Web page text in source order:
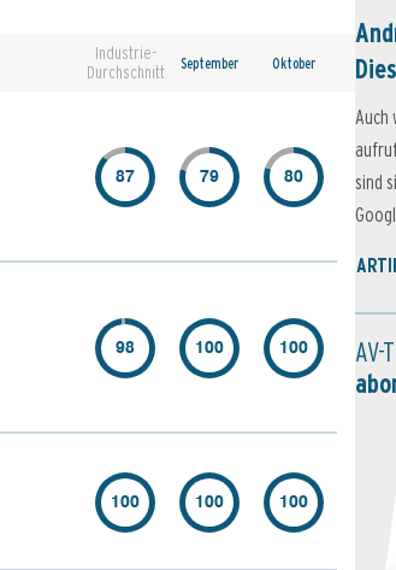
Industrie-
Durchschnitt
September Oktober
87 79 80
98 100 100
100 100 100
Auch
sind
AV-